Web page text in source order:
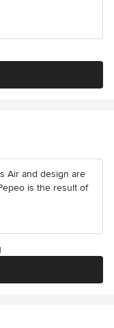
Air and design are
is the result of